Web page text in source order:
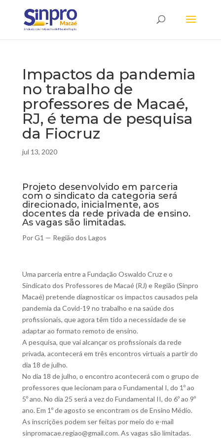
Impactos da pandemia
no trabalho de
professores de Macaé,
RJ, é tema de pesquisa
da Fiocruz
jul 13, 2020
Projeto desenvolvido em parceria
com o sindicato da categoria será
direcionado, inicialmente, aos
docentes da rede privada de ensino.
As vagas são limitadas.
Por G1 — Região dos Lagos
Uma parceria entre a Fundação Oswaldo Cruz e o
Sindicato dos Professores de Macaé (RJ) e Região (Sinpro
Macaé) pretende diagnosticar os impactos causados pela
pandemia da Covid-19 no trabalho e na saúde dos
profissionais, que agora têm tido a necessidade de se
adaptar ao formato remoto de ensino.
A pesquisa, que vai alcançar os profissionais da rede
privada, acontecerá em três encontros virtuais a partir do
dia 18 de julho.
No dia 18 de julho, o encontro acontecerá com o grupo de
professores que lecionam para o Fundamental I, do 1º ao
5º ano. No dia 25 será a vez do Fundamental II, do 6º ao 9º
ano. Em 1º de agosto se encontram os de Ensino Médio.
As inscrições podem ser feitas por meio do e-mail
sinpromacae.regiao@gmail.com. As vagas são limitadas.